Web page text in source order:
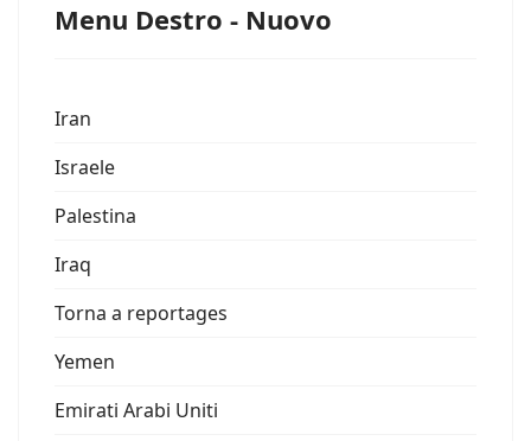
Menu Destro - Nuovo
Iran
Israele
Palestina
Iraq
Torna a reportages
Yemen
Emirati Arabi Uniti